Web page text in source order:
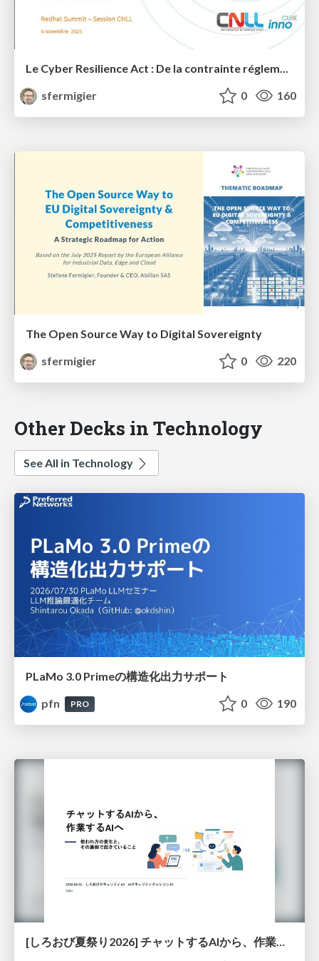
Le Cyber Resilience Act : De la contrainte réglementaire à l'opportunité stratégique pour l'Open Source?
sfermigier
0 160
The Open Source Way to Digital Sovereignty
sfermigier
0 220
Other Decks in Technology
See All in Technology
PLaMo 3.0 Primeの構造化出力サポート
pfn
PRO 0 190
[しろおび夏祭り2026] チャットするAIから、作業するAIへ - 使われ方の変化と、その裏側で起きていること